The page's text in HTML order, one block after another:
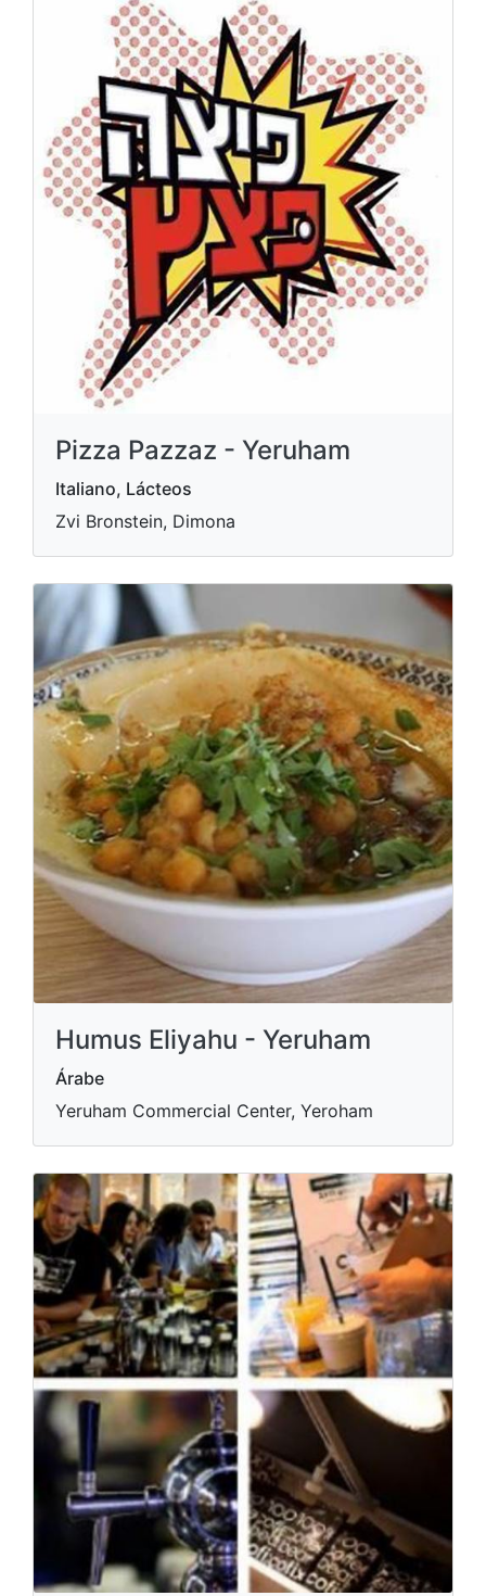
Pizza Pazzaz - Yeruham
Italiano, Lácteos
Zvi Bronstein, Dimona
Humus Eliyahu - Yeruham
Árabe
Yeruham Commercial Center, Yeroham